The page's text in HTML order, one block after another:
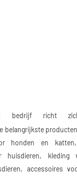
bedrijf richt
belangrijkste
honden en katten,
huisdieren, kleding
accessoires